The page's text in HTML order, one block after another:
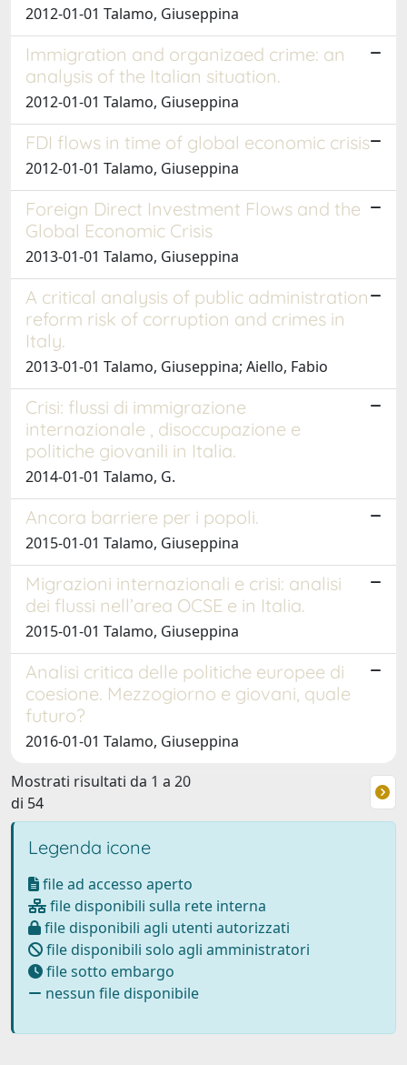
2012-01-01 Talamo, Giuseppina
Immigration and organizaed crime: an
analysis of the Italian situation.
2012-01-01 Talamo, Giuseppina
FDI flows in time of global economic crisis
2012-01-01 Talamo, Giuseppina
Foreign Direct Investment Flows and the
Global Economic Crisis
2013-01-01 Talamo, Giuseppina
A critical analysis of public administration
reform risk of corruption and crimes in
Italy.
2013-01-01 Talamo, Giuseppina; Aiello, Fabio
Crisi: flussi di immigrazione
internazionale , disoccupazione e
politiche giovanili in Italia.
2014-01-01 Talamo, G.
Ancora barriere per i popoli.
2015-01-01 Talamo, Giuseppina
Migrazioni internazionali e crisi: analisi
dei flussi nell’area OCSE e in Italia.
2015-01-01 Talamo, Giuseppina
Analisi critica delle politiche europee di
coesione. Mezzogiorno e giovani, quale
futuro?
2016-01-01 Talamo, Giuseppina
Mostrati risultati da 1 a 20
di 54
Legenda icone
file ad accesso aperto
file disponibili sulla rete interna
file disponibili agli utenti autorizzati
file disponibili solo agli amministratori
file sotto embargo
nessun file disponibile